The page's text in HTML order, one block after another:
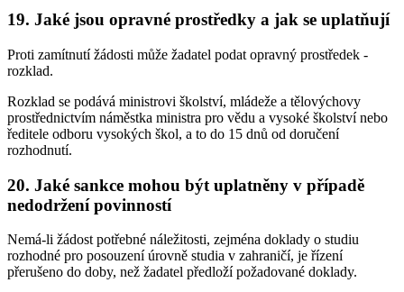
19. Jaké jsou opravné prostředky a jak se uplatňují
Proti zamítnutí žádosti může žadatel podat opravný prostředek -
rozklad.
Rozklad se podává ministrovi školství, mládeže a tělovýchovy
prostřednictvím náměstka ministra pro vědu a vysoké školství nebo
ředitele odboru vysokých škol, a to do 15 dnů od doručení
rozhodnutí.
20. Jaké sankce mohou být uplatněny v případě
nedodržení povinností
Nemá-li žádost potřebné náležitosti, zejména doklady o studiu
rozhodné pro posouzení úrovně studia v zahraničí, je řízení
přerušeno do doby, než žadatel předloží požadované doklady.